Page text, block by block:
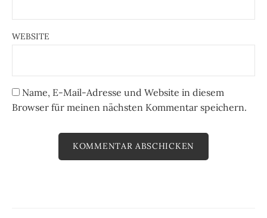
WEBSITE
Name, E-Mail-Adresse und Website in diesem
Browser für meinen nächsten Kommentar speichern.